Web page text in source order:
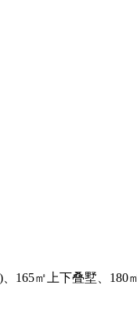
㎡上下叠墅、180